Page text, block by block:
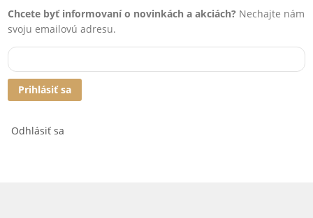
Chcete byť informovaní o novinkách a akciách? Nechajte nám
svoju emailovú adresu.
Prihlásiť sa
Odhlásiť sa